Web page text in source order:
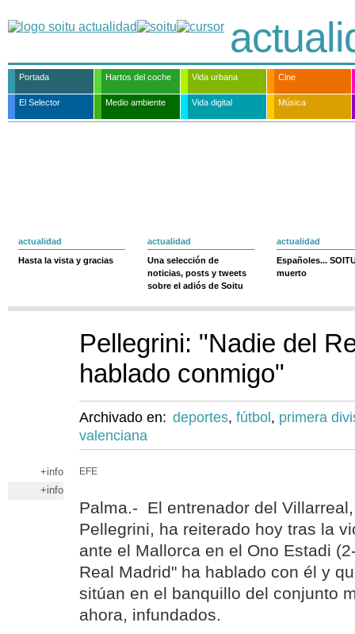
Portada Hartos del coche Vida urbana Cine
El Selector Medio ambiente Vida digital Música
actualidad
Hasta la vista y gracias
actualidad
Una selección de
noticias, posts y tweets
sobre el adiós de Soitu
actualidad
Españoles...
muerto
Pellegrini: "Nadie del
hablado conmigo"
Archivado en: deportes, fútbol , primera
valenciana
+info
+info
EFE
Palma.- El entrenador del
Pellegrini, ha reiterado hoy tras la
ante el Mallorca en el Ono Estadi
Real Madrid" ha hablado con él y
sitúan en el banquillo del conjunto
ahora, infundados.